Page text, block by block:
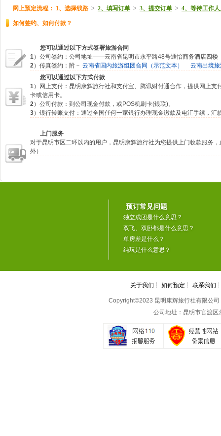
网上预定流程： 1、选择线路 > 2、填写订单 > 3、提交订单 > 4、等待工作
如何签约、如何付款？
您可以通过以下方式签署旅游合同
1）公司签约：公司地址——云南省昆明市永平路48号通怡商务酒店四楼
2）传真签约：附－ 云南省国内旅游组团合同（示范文本）
云南出境
您可以通过以下方式付款
1）网上支付：昆明康辉旅行社和支付宝、腾讯财付通合作，提供网上支
卡或信用卡。
2）公司付款：到公司现金付款，或POS机刷卡(银联)。
3）银行转账支付：通过全国任何一家银行办理现金缴款及电汇手续，汇
上门服务
对于昆明市区二环以内的用户，昆明康辉旅行社为您提供上门收款服务
外）
预订常见问题
独立成团是什么意思？
双飞、双卧都是什么意思？
单房差是什么？
纯玩是什么意思？
关于我们 ┆ 如何预定 ┆ 联系我们
Copyright©2023 昆明康辉旅行社有限公
公司地址：昆明市官渡